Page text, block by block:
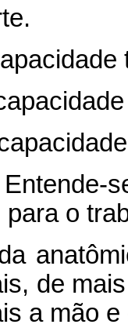
para o
de
a mão e